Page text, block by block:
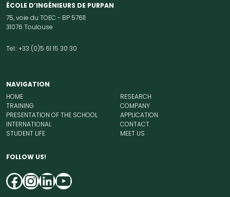
ÉCOLE D’INGÉNIEURS DE PURPAN
75, voie du TOEC - BP 57611
31076 Toulouse
Tel.: +33 (0)5 61 15 30 30
NAVIGATION
HOME
TRAINING
PRESENTATION OF THE SCHOOL
INTERNATIONAL
STUDENT LIFE
RESEARCH
COMPANY
APPLICATION
CONTACT
MEET US
FOLLOW US!
Facebook
Instagram
LinkedInYouTube